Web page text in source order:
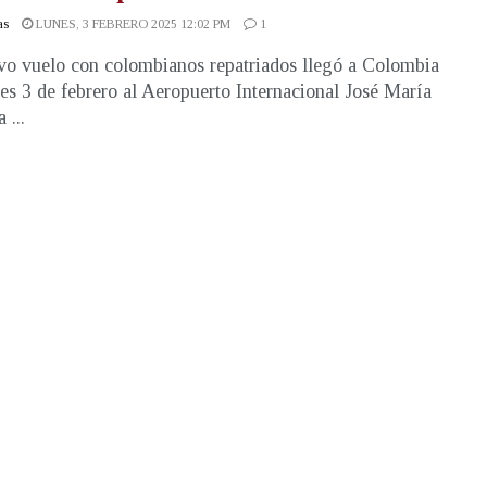
LUNES, 3 FEBRERO 2025 12:02 PM 1
vuelo con colombianos repatriados llegó a Colombia
3 de febrero al Aeropuerto Internacional José María
...